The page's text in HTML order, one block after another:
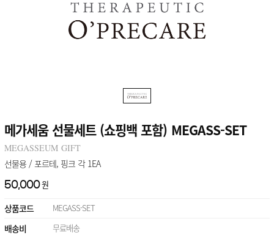
메가세움 선물세트 (쇼핑백 포함) MEGASS-SET
MEGASSEUM GIFT
선물용 / 포르테, 핑크 각 1EA
50,000원
상품코드 MEGASS-SET
배송비 무료배송
구강정보